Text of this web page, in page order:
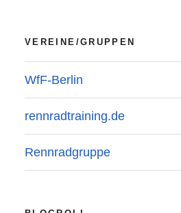
VEREINE/GRUPPEN
WfF-Berlin
rennradtraining.de
Rennradgruppe